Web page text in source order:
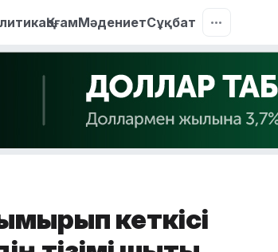
ҚоғамМәдениетСұқбат
кеткісі